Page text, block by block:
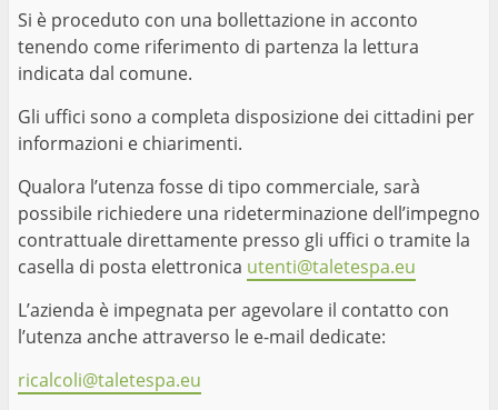
Si è proceduto con una bollettazione in acconto
tenendo come riferimento di partenza la lettura
indicata dal comune.
Gli uffici sono a completa disposizione dei cittadini per
informazioni e chiarimenti.
Qualora l’utenza fosse di tipo commerciale, sarà
possibile richiedere una rideterminazione dell’impegno
contrattuale direttamente presso gli uffici o tramite la
casella di posta elettronica utenti@taletespa.eu
L’azienda è impegnata per agevolare il contatto con
l’utenza anche attraverso le e-mail dedicate:
ricalcoli@taletespa.eu